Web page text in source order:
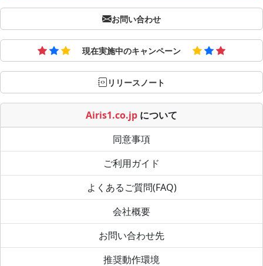
お問い合わせ
現在実施中のキャンペーン
リリースノート
Airis1.co.jp について
同意事項
ご利用ガイド
よくあるご質問(FAQ)
会社概要
お問い合わせ先
推奨動作環境